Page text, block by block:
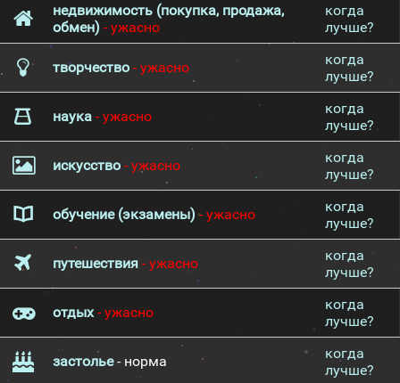
недвижимость (покупка, продажа,
обмен) - ужасно
когда
лучше?
творчество - ужасно
когда
лучше?
наука - ужасно
когда
лучше?
искусство - ужасно
когда
лучше?
обучение (экзамены)- ужасно
когда
лучше?
путешествия - ужасно
когда
лучше?
отдых- ужасно
когда
лучше?
застолье- норма
когда
лучше?